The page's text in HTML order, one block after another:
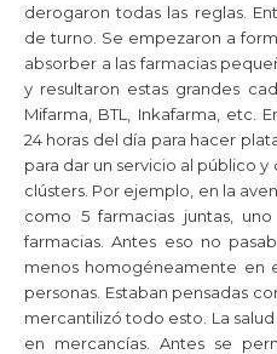
derogaron todas las reglas.
de turno. Se empezaron a
absorber a las farmacias
y resultaron estas grandes
Mifarma, BTL, Inkafarma, etc.
24 horas del día para hacer
para dar un servicio al público
clústers. Por ejemplo, en la
como 5 farmacias juntas,
farmacias. Antes eso no
menos homogéneamente en
personas. Estaban pensadas
mercantilizó todo esto. La
en mercancías. Antes se